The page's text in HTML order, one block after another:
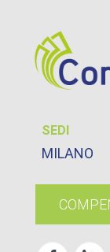
SEDI
MILANO